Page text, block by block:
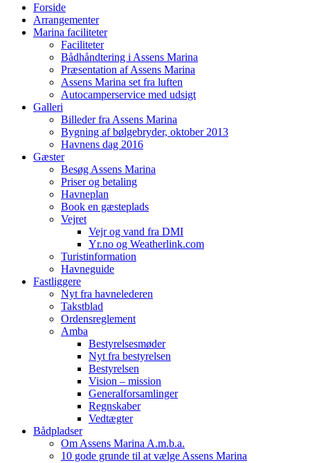
Forside
Arrangementer
Marina faciliteter
Faciliteter
Bådhåndtering i Assens Marina
Præsentation af Assens Marina
Assens Marina set fra luften
Autocamperservice med udsigt
Galleri
Billeder fra Assens Marina
Bygning af bølgebryder, oktober 2013
Havnens dag 2016
Gæster
Besøg Assens Marina
Priser og betaling
Havneplan
Book en gæsteplads
Vejret
Vejr og vand fra DMI
Yr.no og Weatherlink.com
Turistinformation
Havneguide
Fastliggere
Nyt fra havnelederen
Takstblad
Ordensreglement
Amba
Bestyrelsesmøder
Nyt fra bestyrelsen
Bestyrelsen
Vision – mission
Generalforsamlinger
Regnskaber
Vedtægter
Bådpladser
Om Assens Marina A.m.b.a.
10 gode grunde til at vælge Assens Marina